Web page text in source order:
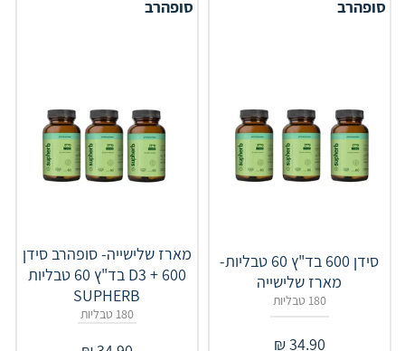
סופהרב
סידן 600 בד"ץ 60 טבליות-
מארז שלישייה
180 טבליות
34.90
₪
סופהרב
מארז שלישייה- סופהרב סידן
D3 + 600 בד"ץ 60 טבליות
SUPHERB
180 טבליות